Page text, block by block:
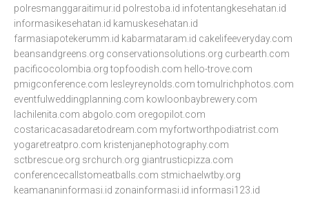
polresmanggaraitimur.id polrestoba.id infotentangkesehatan.id
informasikesehatan.id kamuskesehatan.id
farmasiapotekerumm.id kabarmataram.id cakelifeeveryday.com
beansandgreens.org conservationsolutions.org curbearth.com
pacificocolombia.org topfoodish.com hello-trove.com
pmigconference.com lesleyreynolds.com tomulrichphotos.com
eventfulweddingplanning.com kowloonbaybrewery.com
lachilenita.com abgolo.com oregopilot.com
costaricacasadaretodream.com myfortworthpodiatrist.com
yogaretreatpro.com kristenjanephotography.com
sctbrescue.org srchurch.org giantrusticpizza.com
conferencecallstomeatballs.com stmichaelwtby.org
keamananinformasi.id zonainformasi.id informasi123.id